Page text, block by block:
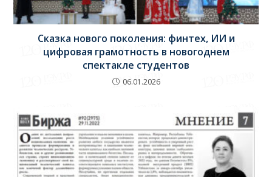
Сказка нового поколения: финтех, ИИ и
цифровая грамотность в новогоднем
спектакле студентов
06.01.2026